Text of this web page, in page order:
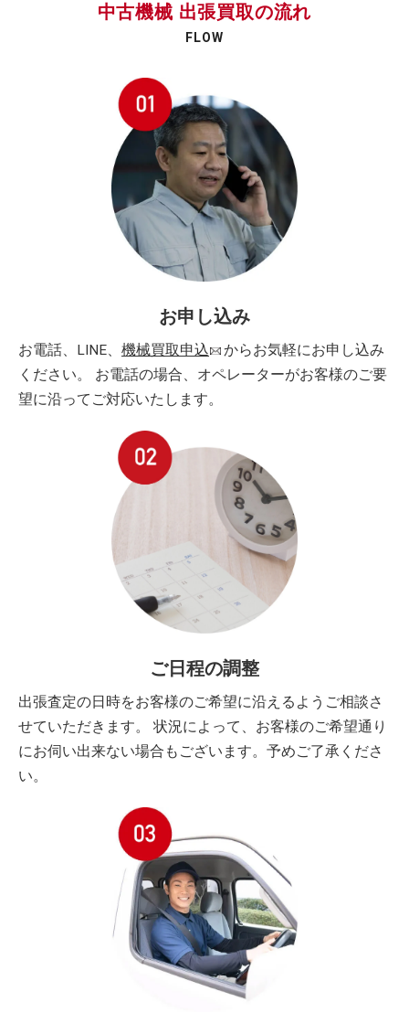
中古機械 出張買取の流れ
FLOW
お申し込み
お電話、LINE、 機械買取申込
からお気軽にお申し込み
ください。 お電話の場合、オペレーターがお客様のご要
望に沿ってご対応いたします。
ご日程の調整
出張査定の日時をお客様のご希望に沿えるようご相談さ
せていただきます。 状況によって、お客様のご希望通り
にお伺い出来ない場合もございます。予めご了承くださ
い。